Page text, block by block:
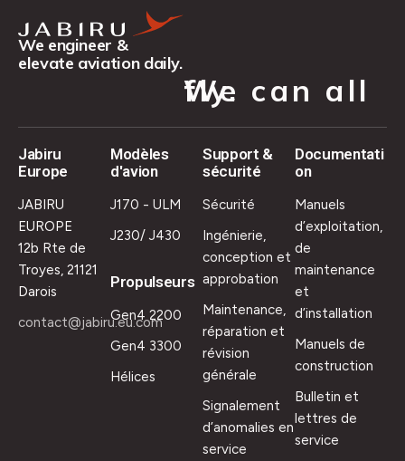
We engineer &
elevate aviation daily.
We can all fly.
Jabiru
Europe
JABIRU
EUROPE
12b Rte de
Troyes, 21121
Darois
contact@jabiru.eu.com
Modèles
d'avion
J170 - ULM
J230/ J430
Propulseurs
Gen4 2200
Gen4 3300
Hélices
Support &
sécurité
Sécurité
Ingénierie,
conception et
approbation
Maintenance,
réparation et
révision
générale
Signalement
d’anomalies en
service
Documentati
on
Manuels
d’exploitation,
de
maintenance
et
d’installation
Manuels de
construction
Bulletin et
lettres de
service